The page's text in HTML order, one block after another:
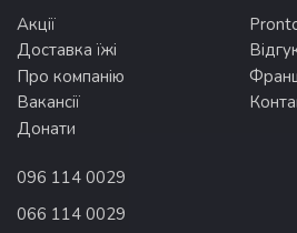
Акції
Доставка їжі
Про компанію
Вакансії
Донати
096 114 0029
066 114 0029